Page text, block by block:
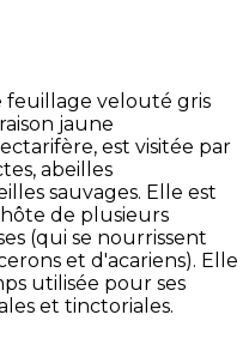
feuillage velouté gris
jaune
est visitée par
abeilles
sauvages. Elle est
de plusieurs
(qui se nourrissent
et d'acariens). Elle
utilisée pour ses
et tinctoriales.